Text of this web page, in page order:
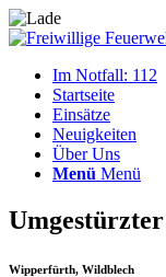
Im Notfall: 112
Startseite
Einsätze
Neuigkeiten
Über Uns
Menü Menü
Wipperfürth, Wildblech